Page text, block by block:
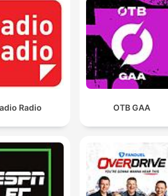
Radio OTB GAA